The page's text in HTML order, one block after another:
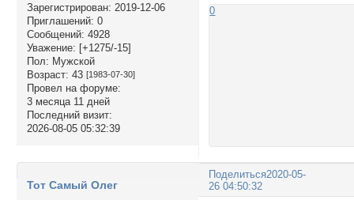
Зарегистрирован: 2019-12-06
Приглашений: 0
Сообщений: 4928
Уважение: [+1275/-15]
Пол: Мужской
Возраст: 43 [1983-07-30]
Провел на форуме:
3 месяца 11 дней
Последний визит:
2026-08-05 05:32:39
0
Поделиться2020-05-
26 04:50:32
Тот Самый Олег